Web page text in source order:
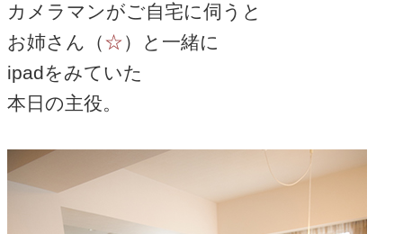
カメラマンがご自宅に伺うと
お姉さん（☆）と一緒に
ipadをみていた
本日の主役。